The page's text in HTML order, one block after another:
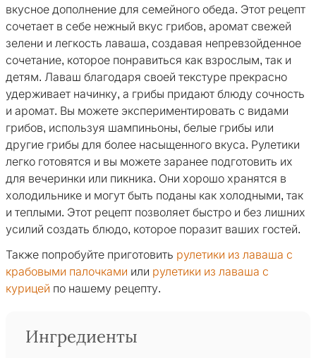
вкусное дополнение для семейного обеда. Этот рецепт
сочетает в себе нежный вкус грибов, аромат свежей
зелени и легкость лаваша, создавая непревзойденное
сочетание, которое понравиться как взрослым, так и
детям. Лаваш благодаря своей текстуре прекрасно
удерживает начинку, а грибы придают блюду сочность
и аромат. Вы можете экспериментировать с видами
грибов, используя шампиньоны, белые грибы или
другие грибы для более насыщенного вкуса. Рулетики
легко готовятся и вы можете заранее подготовить их
для вечеринки или пикника. Они хорошо хранятся в
холодильнике и могут быть поданы как холодными, так
и теплыми. Этот рецепт позволяет быстро и без лишних
усилий создать блюдо, которое поразит ваших гостей.
Также попробуйте приготовить рулетики из лаваша с
крабовыми палочками или рулетики из лаваша с
курицей по нашему рецепту.
Ингредиенты